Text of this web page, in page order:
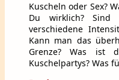
Kuscheln oder Sex?
Du wirklich? Sind
verschiedene
Kann man das
Grenze? Was ist
Kuschelpartys? Was